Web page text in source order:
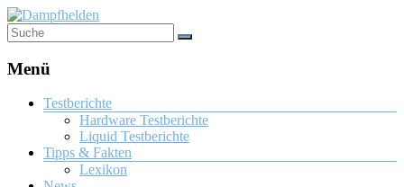
Menü
Testberichte
Hardware Testberichte
Liquid Testberichte
Tipps & Fakten
Lexikon